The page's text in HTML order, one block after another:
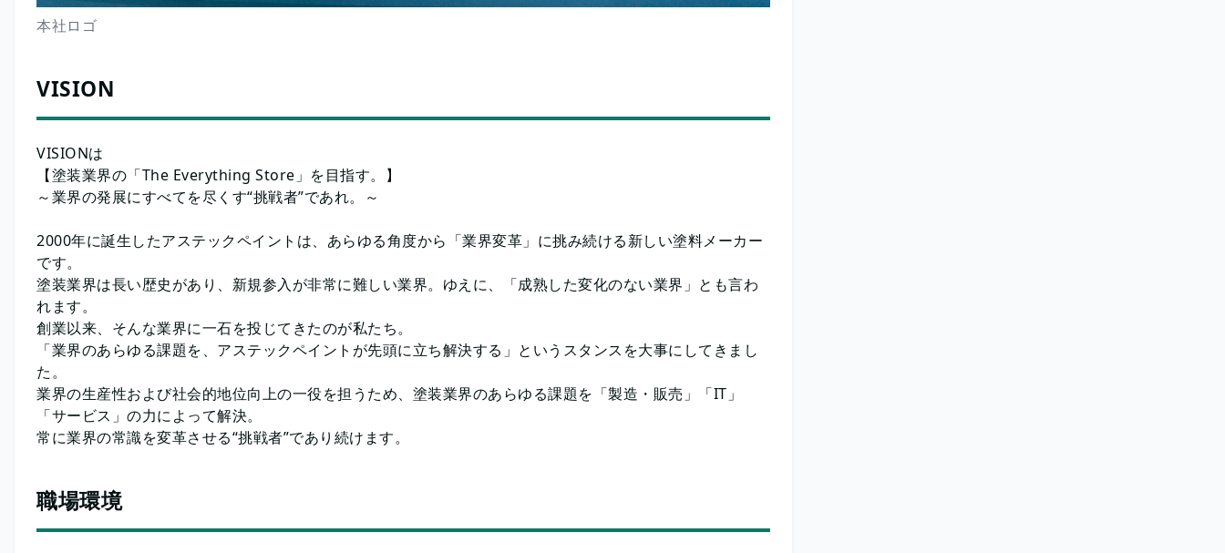
本社ロゴ
VISION
VISIONは
【塗装業界の「The Everything Store」を目指す。】
～業界の発展にすべてを尽くす“挑戦者”であれ。～
2000年に誕生したアステックペイントは、あらゆる角度から「業界変革」に挑み続ける新しい塗料メーカー
です。
塗装業界は長い歴史があり、新規参入が非常に難しい業界。ゆえに、「成熟した変化のない業界」とも言わ
れます。
創業以来、そんな業界に一石を投じてきたのが私たち。
「業界のあらゆる課題を、アステックペイントが先頭に立ち解決する」というスタンスを大事にしてきまし
た。
業界の生産性および社会的地位向上の一役を担うため、塗装業界のあらゆる課題を「製造・販売」「IT」
「サービス」の力によって解決。
常に業界の常識を変革させる“挑戦者”であり続けます。
職場環境